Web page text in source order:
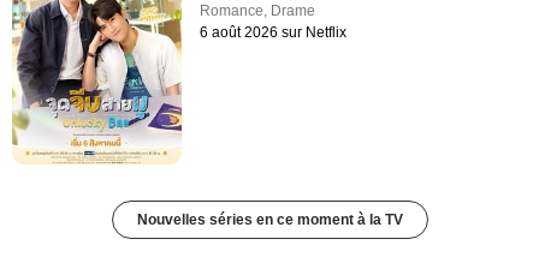
Romance, Drame
6 août 2026 sur Netflix
Nouvelles séries en ce moment à la TV